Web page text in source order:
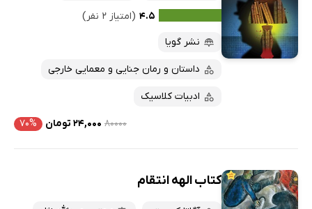
۴.۵ (امتیاز ۲ نفر)
نشر گویا
داستان و رمان جنایی و معمایی خارجی
ادبیات کلاسیک
۸۰۰۰۰ ۲۴,۰۰۰ تومان ۷۰%
کتاب الهه انتقام